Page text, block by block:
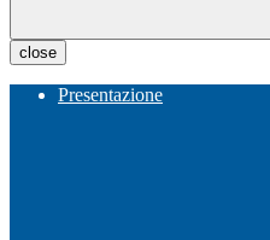
close
Presentazione